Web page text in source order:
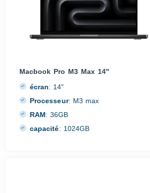
Macbook Pro M3 Max 14"
écran: 14"
Processeur: M3 max
RAM: 36GB
capacité: 1024GB